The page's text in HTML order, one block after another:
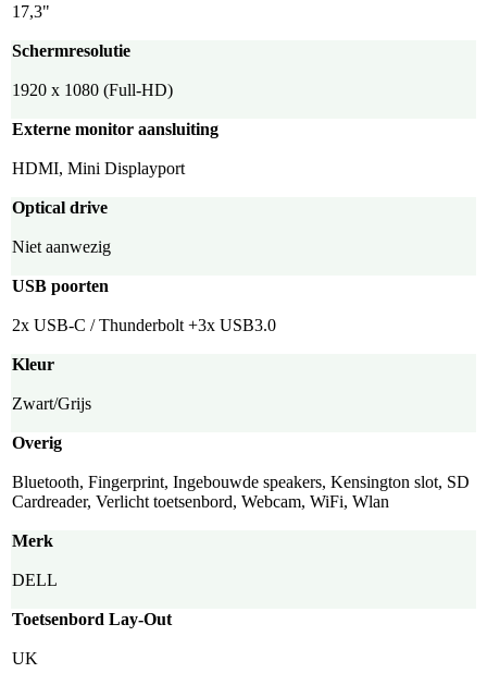
17,3"
Schermresolutie
1920 x 1080 (Full-HD)
Externe monitor aansluiting
HDMI, Mini Displayport
Optical drive
Niet aanwezig
USB poorten
2x USB-C / Thunderbolt +3x USB3.0
Kleur
Zwart/Grijs
Overig
Bluetooth, Fingerprint, Ingebouwde speakers, Kensington slot, SD
Cardreader, Verlicht toetsenbord, Webcam, WiFi, Wlan
Merk
DELL
Toetsenbord Lay-Out
UK